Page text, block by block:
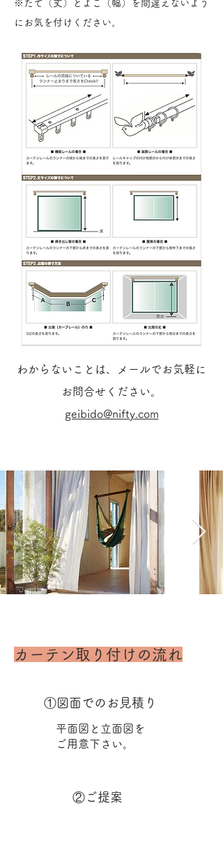
※たて（丈）とよこ（幅）を間違えないよう
にお気を付けください。
わからないことは、メールでお気軽に
お問合せください。
geibido@nifty.com
カーテン取り付けの流れ
①図面でのお見積り
平面図と立面図を
ご用意下さい。
②ご提案